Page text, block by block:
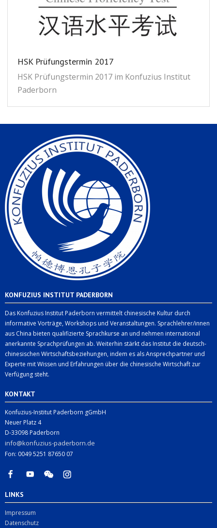
HSK Prüfungstermin 2017
HSK Prüfungstermin 2017 im Konfuzius Institut
Paderborn
KONFUZIUS INSTITUT PADERBORN
Das Konfuzius Institut Paderborn vermittelt chinesische Kultur durch
informative Vorträge, Workshops und Veranstaltungen. Sprachlehrer/innen
aus China bieten qualifizierte Sprachkurse an und nehmen international
anerkannte Sprachprüfungen ab. Weiterhin stärkt das Institut die deutsch-
chinesischen Wirtschaftsbeziehungen, indem es als Ansprechpartner und
Experte mit Wissen und Erfahrungen über die chinesische Wirtschaft zur
Verfügung steht.
KONTAKT
Konfuzius-Institut Paderborn gGmbH
Neuer Platz 4
D-33098 Paderborn
info@konfuzius-paderborn.de
Fon: 0049 5251 87650 07
LINKS
Impressum
Datenschutz